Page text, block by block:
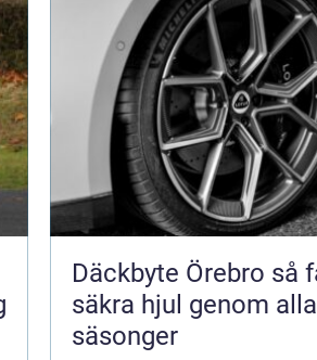
Däckbyte Örebro så får du
säkra hjul genom alla
säsonger